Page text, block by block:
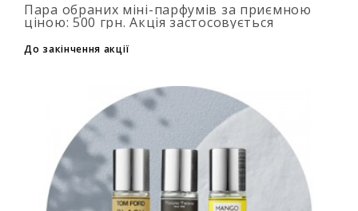
Пара обраних міні-парфумів за приємною
ціною: 500 грн. Акція застосовується
флаконів у кошик. Кількість товарів
обмежена..
До закінчення акції